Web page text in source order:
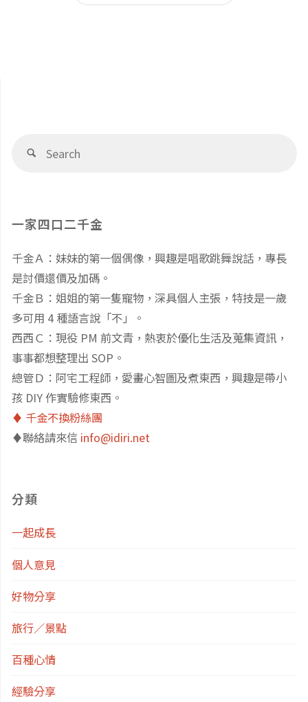
建
列
表
(3)"
識？
美
國
教
老
師
Search
一家四口二千金
千金Ａ：妹妹的第一個偶像，興趣是唱歌跳舞說話，專長
是討價還價及加碼。
千金Ｂ：姐姐的第一隻寵物，深具個人主張，特技是一歲
多可用 4 種語言說「不」。
西西Ｃ：現役 PM 前文青，熱衷於優化生活及蒐集資訊，
事事都想整理出 SOP。
總管Ｄ：阿宅工程師，愛畫心智圖及煮東西，興趣是帶小
孩 DIY 作實驗修東西。
♦️ 千金不換粉絲團
♦️聯絡請來信 info@idiri.net
分類
一起成長
個人意見
好物分享
旅行／景點
百種心情
經驗分享